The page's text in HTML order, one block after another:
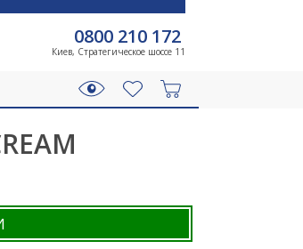
0800 210 172
Киев, Стратегическое шоссе 11